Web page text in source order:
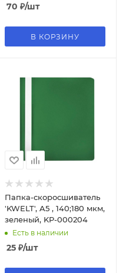
70 ₽/шт
В КОРЗИНУ
Папка-скоросшиватель
'KWELT', A5 , 140;180 мкм,
зеленый, KP-000204
Есть в наличии
25 ₽/шт